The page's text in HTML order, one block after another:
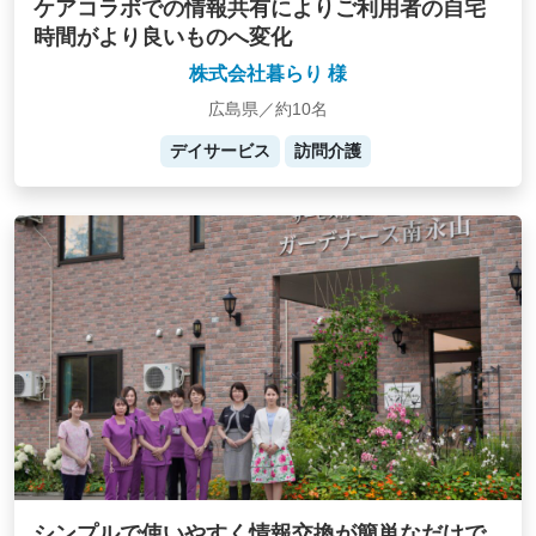
ケアコラボでの情報共有によりご利用者の自宅
時間がより良いものへ変化
株式会社暮らり 様
広島県／約10名
デイサービス 訪問介護